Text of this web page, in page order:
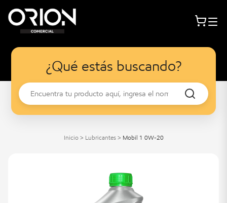
¿Qué estás buscando?
Inicio > Lubricantes > Mobil 1 0W-20